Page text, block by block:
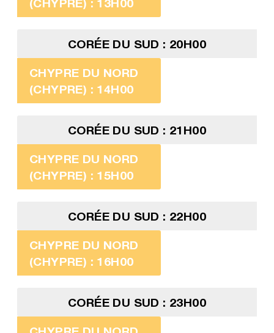
(CHYPRE) : 13H00
CORÉE DU SUD : 20H00
CHYPRE DU NORD
(CHYPRE) : 14H00
CORÉE DU SUD : 21H00
CHYPRE DU NORD
(CHYPRE) : 15H00
CORÉE DU SUD : 22H00
CHYPRE DU NORD
(CHYPRE) : 16H00
CORÉE DU SUD : 23H00